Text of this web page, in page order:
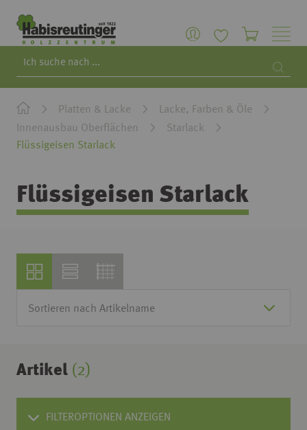
Platten & Lacke
Lacke, Farben & Öle
Innenausbau Oberflächen
Starlack
Flüssigeisen Starlack
Flüssigeisen Starlack
Artikel (2)
FILTEROPTIONEN ANZEIGEN